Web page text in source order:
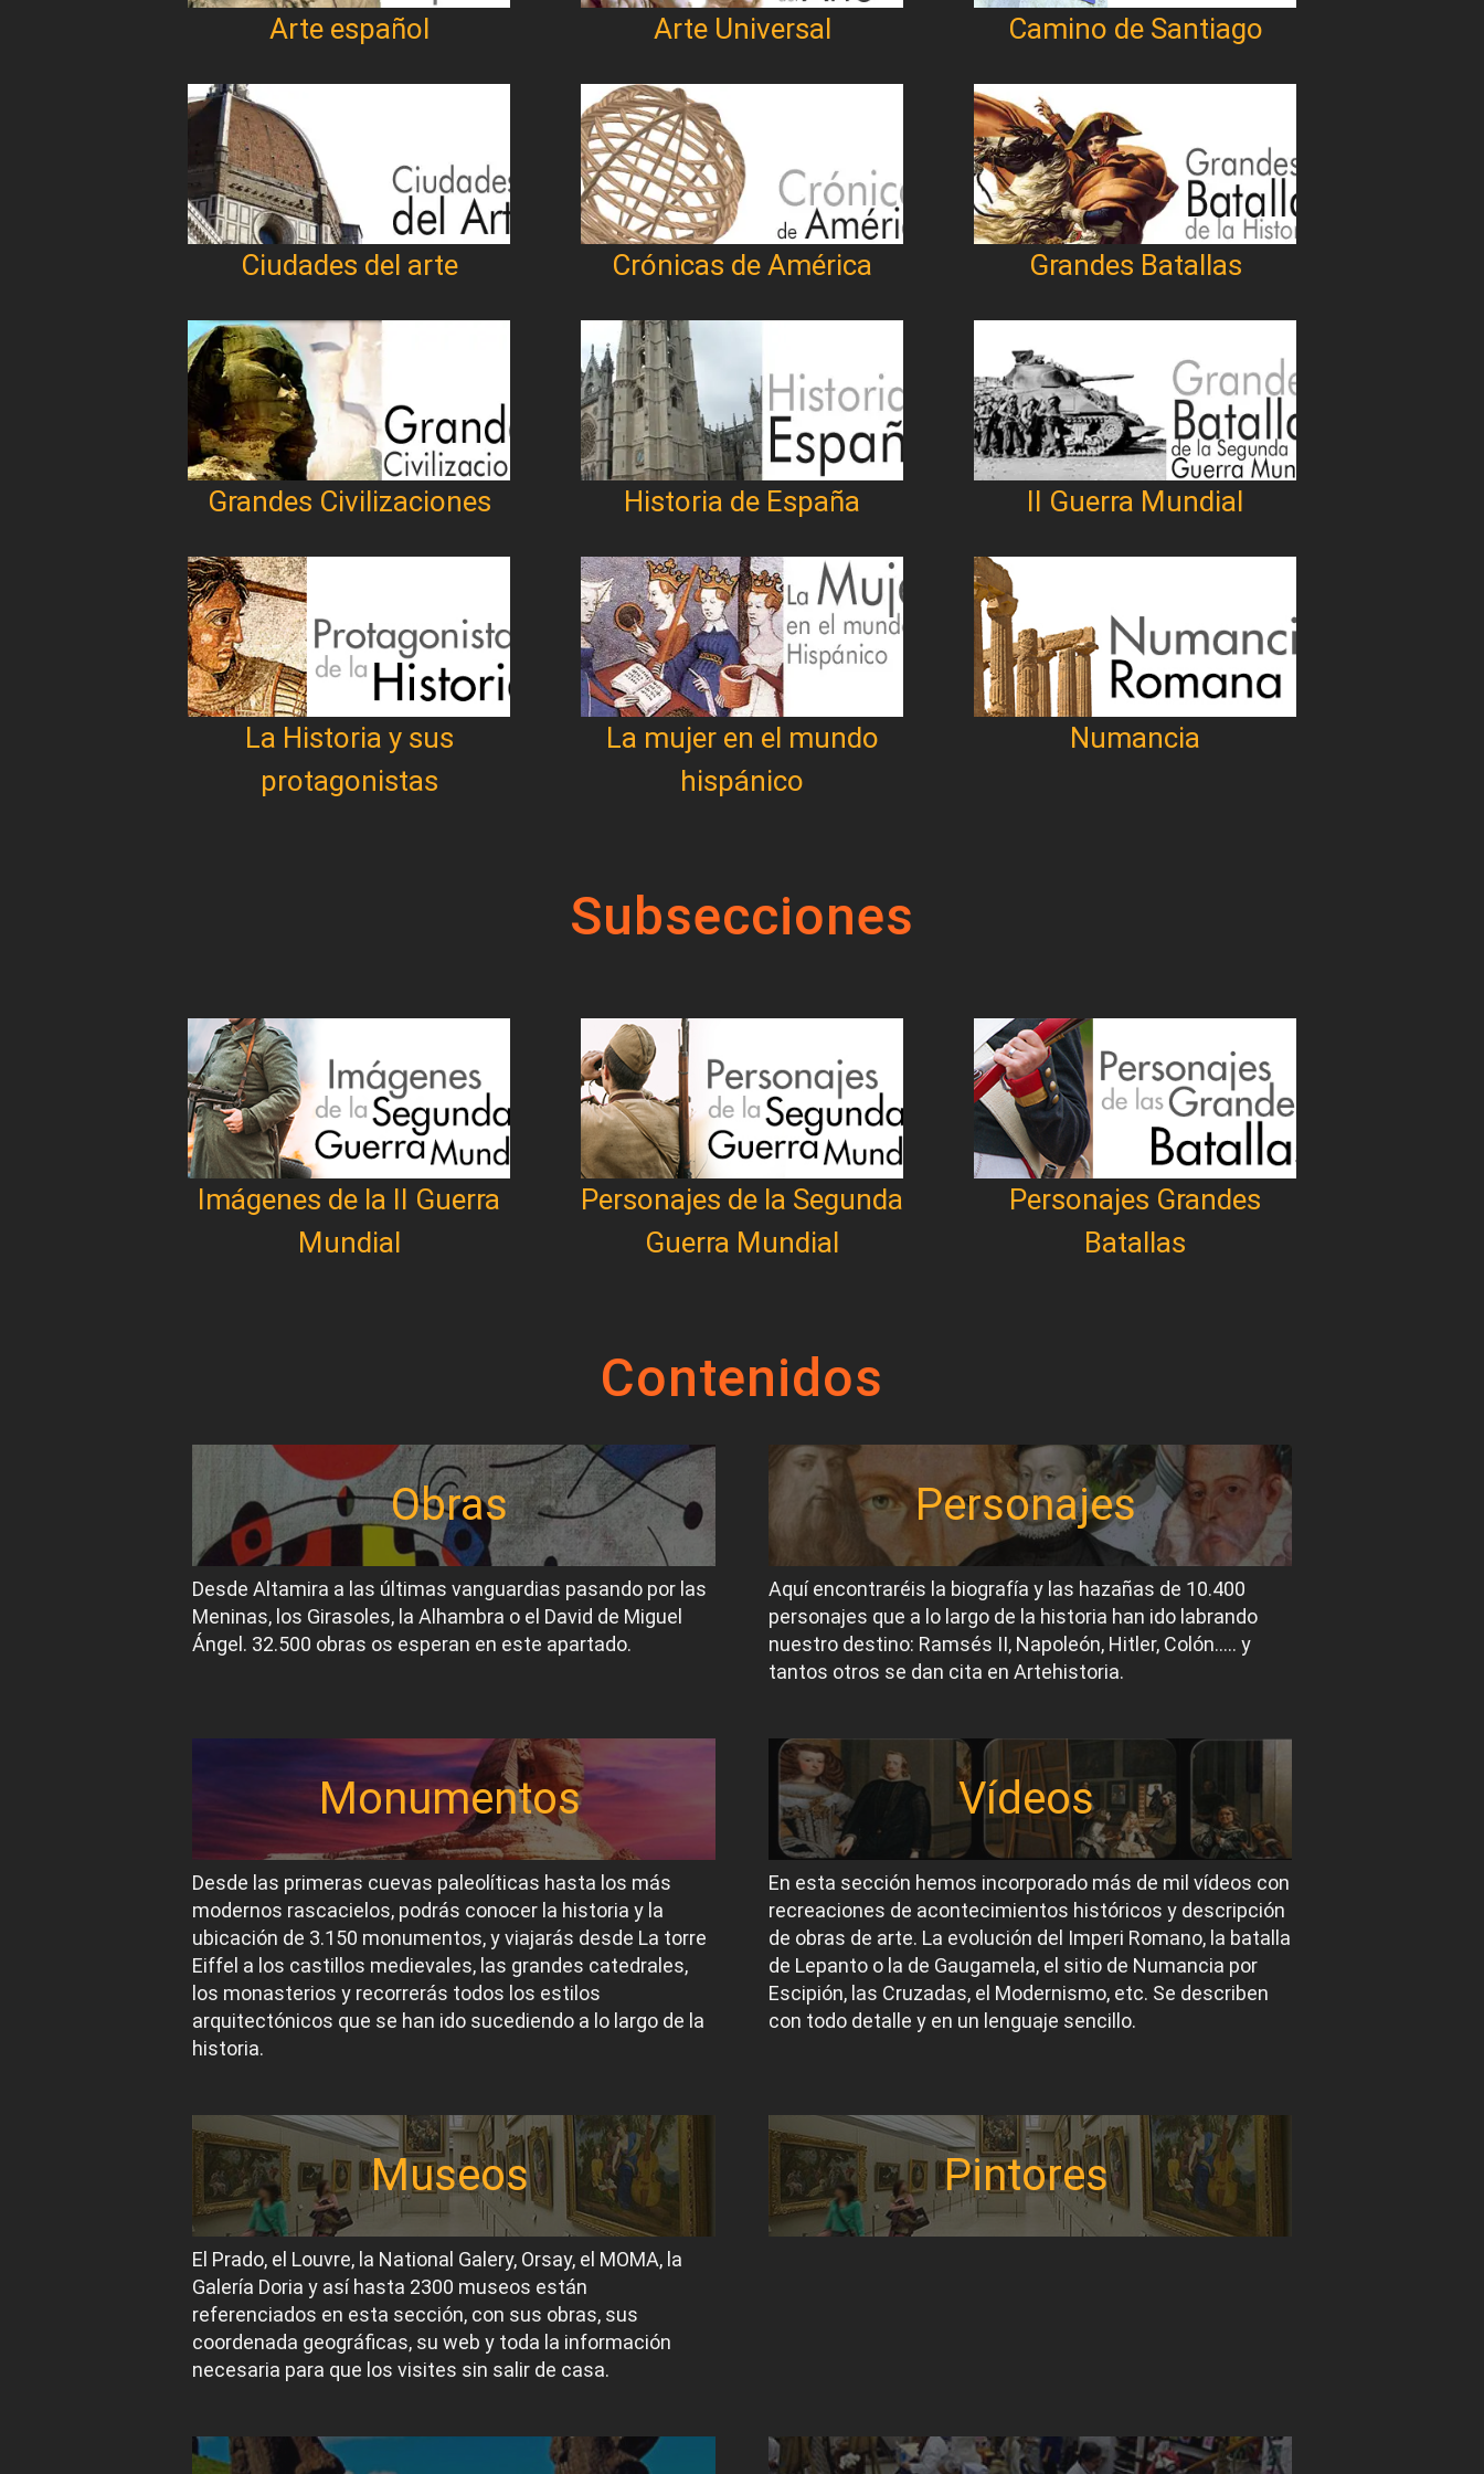
Arte español Arte Universal Camino de Santiago
Ciudades del arte Crónicas de América Grandes Batallas
Grandes Civilizaciones Historia de España II Guerra Mundial
La Historia y sus
protagonistas
La mujer en el mundo
hispánico
Numancia
Subsecciones
Imágenes de la II Guerra
Mundial
Personajes de la Segunda
Guerra Mundial
Personajes Grandes
Batallas
Contenidos
Obras
Desde Altamira a las últimas vanguardias pasando por las
Meninas, los Girasoles, la Alhambra o el David de Miguel
Ángel. 32.500 obras os esperan en este apartado.
Personajes
Aquí encontraréis la biografía y las hazañas de 10.400
personajes que a lo largo de la historia han ido labrando
nuestro destino: Ramsés II, Napoleón, Hitler, Colón….. y
tantos otros se dan cita en Artehistoria.
Monumentos
Desde las primeras cuevas paleolíticas hasta los más
modernos rascacielos, podrás conocer la historia y la
ubicación de 3.150 monumentos, y viajarás desde La torre
Eiffel a los castillos medievales, las grandes catedrales,
los monasterios y recorrerás todos los estilos
arquitectónicos que se han ido sucediendo a lo largo de la
historia.
Vídeos
En esta sección hemos incorporado más de mil vídeos con
recreaciones de acontecimientos históricos y descripción
de obras de arte. La evolución del Imperi Romano, la batalla
de Lepanto o la de Gaugamela, el sitio de Numancia por
Escipión, las Cruzadas, el Modernismo, etc. Se describen
con todo detalle y en un lenguaje sencillo.
Museos
El Prado, el Louvre, la National Galery, Orsay, el MOMA, la
Galería Doria y así hasta 2300 museos están
referenciados en esta sección, con sus obras, sus
coordenada geográficas, su web y toda la información
necesaria para que los visites sin salir de casa.
Pintores